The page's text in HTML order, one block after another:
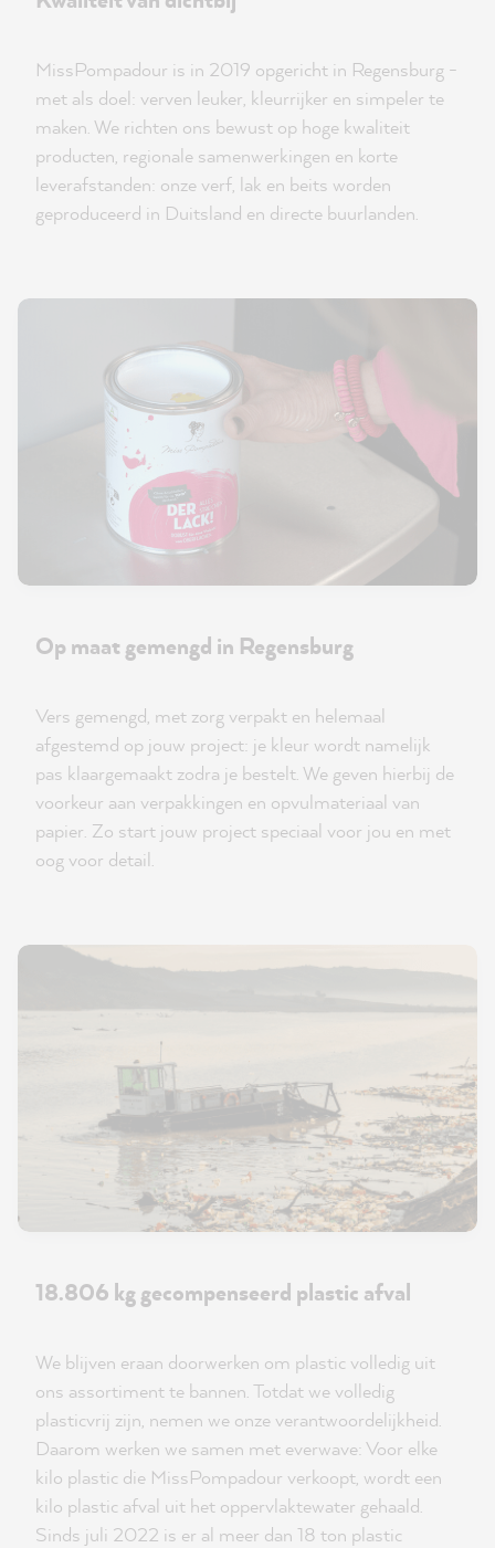
MissPompadour is in 2019 opgericht in Regensburg -
met als doel: verven leuker, kleurrijker en simpeler te
maken. We richten ons bewust op hoge kwaliteit
producten, regionale samenwerkingen en korte
leverafstanden: onze verf, lak en beits worden
geproduceerd in Duitsland en directe buurlanden.
Op maat gemengd in Regensburg
Vers gemengd, met zorg verpakt en helemaal
afgestemd op jouw project: je kleur wordt namelijk
pas klaargemaakt zodra je bestelt. We geven hierbij de
voorkeur aan verpakkingen en opvulmateriaal van
papier. Zo start jouw project speciaal voor jou en met
oog voor detail.
18.806 kg gecompenseerd plastic afval
We blijven eraan doorwerken om plastic volledig uit
ons assortiment te bannen. Totdat we volledig
plasticvrij zijn, nemen we onze verantwoordelijkheid.
Daarom werken we samen met everwave: Voor elke
kilo plastic die MissPompadour verkoopt, wordt een
kilo plastic afval uit het oppervlaktewater gehaald.
Sinds juli 2022 is er al meer dan 18 ton plastic